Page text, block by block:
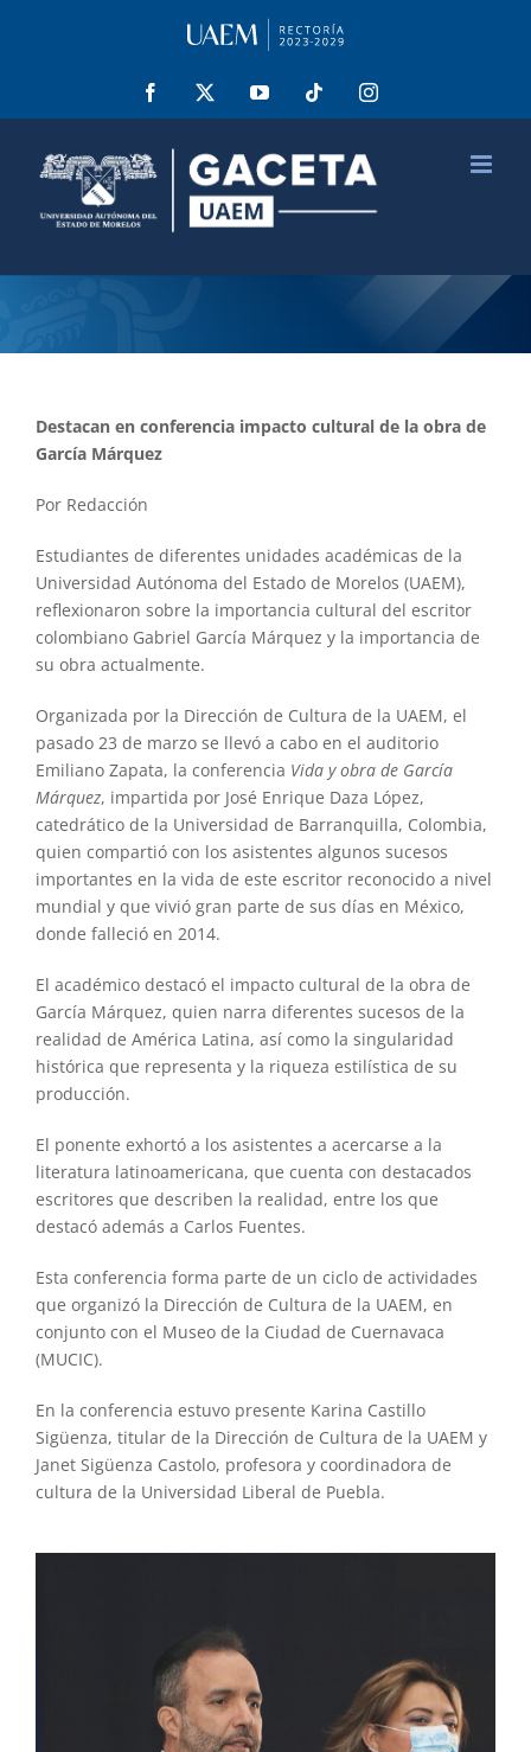
Facebook YouTube Tiktok Instagram
Destacan en conferencia impacto cultural de la obra de
García Márquez
Por Redacción
Estudiantes de diferentes unidades académicas de la
Universidad Autónoma del Estado de Morelos (UAEM),
reflexionaron sobre la importancia cultural del escritor
colombiano Gabriel García Márquez y la importancia de
su obra actualmente.
Organizada por la Dirección de Cultura de la UAEM, el
pasado 23 de marzo se llevó a cabo en el auditorio
Emiliano Zapata, la conferencia Vida y obra de García
Márquez, impartida por José Enrique Daza López,
catedrático de la Universidad de Barranquilla, Colombia,
quien compartió con los asistentes algunos sucesos
importantes en la vida de este escritor reconocido a nivel
mundial y que vivió gran parte de sus días en México,
donde falleció en 2014.
El académico destacó el impacto cultural de la obra de
García Márquez, quien narra diferentes sucesos de la
realidad de América Latina, así como la singularidad
histórica que representa y la riqueza estilística de su
producción.
El ponente exhortó a los asistentes a acercarse a la
literatura latinoamericana, que cuenta con destacados
escritores que describen la realidad, entre los que
destacó además a Carlos Fuentes.
Esta conferencia forma parte de un ciclo de actividades
que organizó la Dirección de Cultura de la UAEM, en
conjunto con el Museo de la Ciudad de Cuernavaca
(MUCIC).
En la conferencia estuvo presente Karina Castillo
Sigüenza, titular de la Dirección de Cultura de la UAEM y
Janet Sigüenza Castolo, profesora y coordinadora de
cultura de la Universidad Liberal de Puebla.